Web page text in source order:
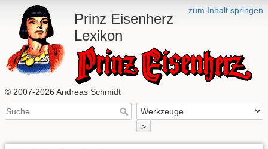
zum Inhalt springen
Prinz Eisenherz
Lexikon
© 2007-2026 Andreas Schmidt
>